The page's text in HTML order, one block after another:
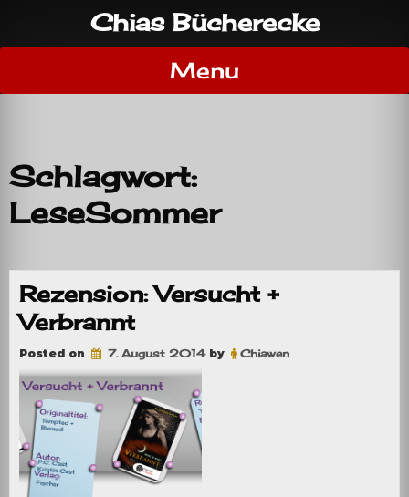
content
Chias Bücherecke
Menu
Schlagwort:
LeseSommer
Rezension: Versucht +
Verbrannt
Posted on 7. August 2014by Chiawen